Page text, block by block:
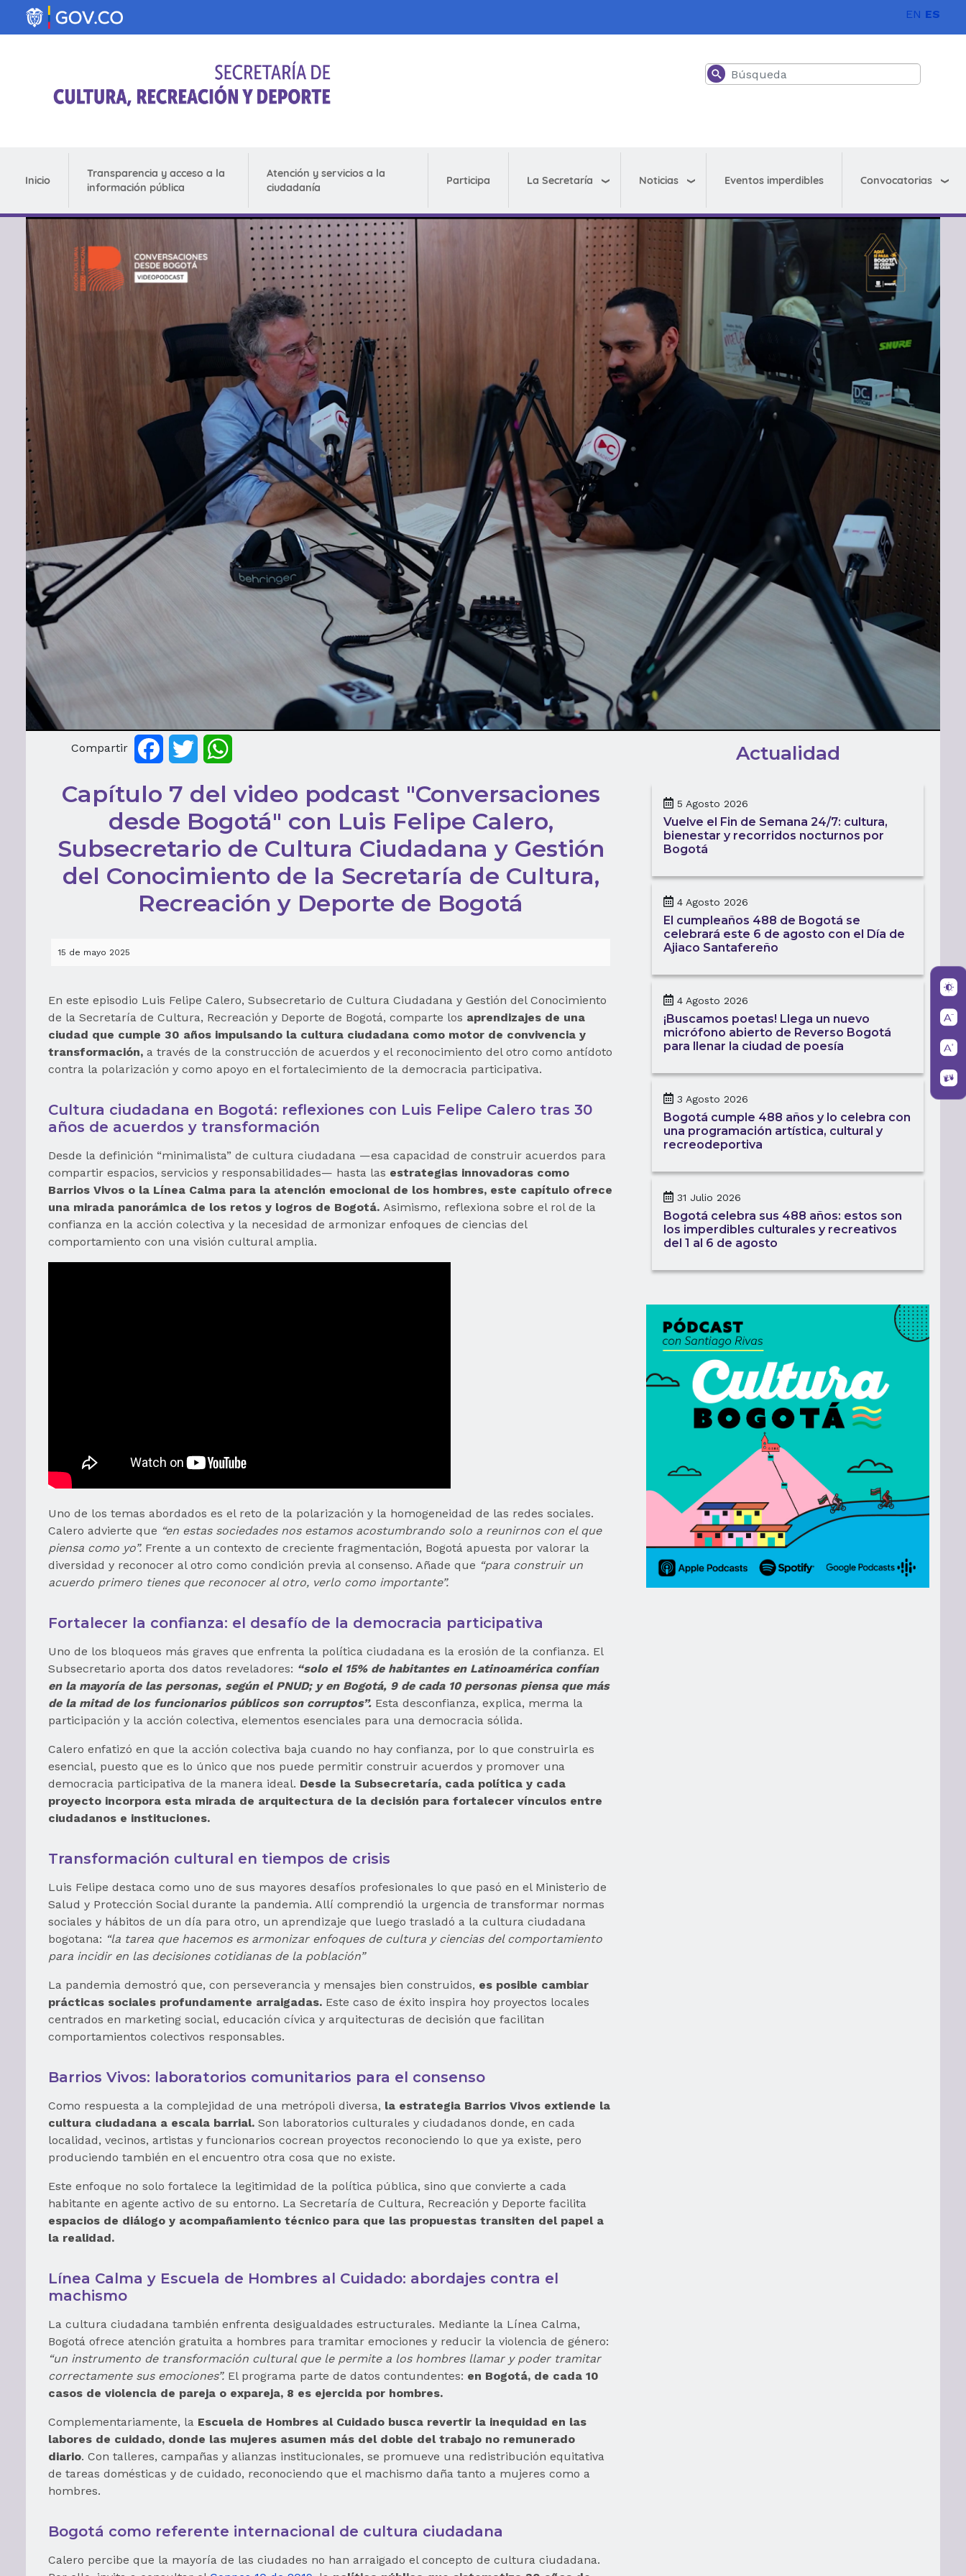
Pasar al contenido principal EN ES
Buscar
Inicio
Transparencia y acceso a la
información pública
Atención y servicios a la
ciudadanía
Participa La Secretaría Noticias Eventos imperdibles Convocatorias
Compartir FacebookTwitter
Capítulo 7 del video podcast "Conversaciones
desde Bogotá" con Luis Felipe Calero,
Subsecretario de Cultura Ciudadana y Gestión
del Conocimiento de la Secretaría de Cultura,
Recreación y Deporte de Bogotá
15 de mayo 2025
En este episodio Luis Felipe Calero, Subsecretario de Cultura Ciudadana y Gestión del Conocimiento
de la Secretaría de Cultura, Recreación y Deporte de Bogotá, comparte los aprendizajes de una
ciudad que cumple 30 años impulsando la cultura ciudadana como motor de convivencia y
transformación, a través de la construcción de acuerdos y el reconocimiento del otro como antídoto
contra la polarización y como apoyo en el fortalecimiento de la democracia participativa.
Cultura ciudadana en Bogotá: reflexiones con Luis Felipe Calero tras 30
años de acuerdos y transformación
Desde la definición “minimalista” de cultura ciudadana —esa capacidad de construir acuerdos para
compartir espacios, servicios y responsabilidades— hasta las estrategias innovadoras como
Barrios Vivos o la Línea Calma para la atención emocional de los hombres, este capítulo ofrece
una mirada panorámica de los retos y logros de Bogotá. Asimismo, reflexiona sobre el rol de la
confianza en la acción colectiva y la necesidad de armonizar enfoques de ciencias del
comportamiento con una visión cultural amplia.
Uno de los temas abordados es el reto de la polarización y la homogeneidad de las redes sociales.
Calero advierte que “en estas sociedades nos estamos acostumbrando solo a reunirnos con el que
piensa como yo”. Frente a un contexto de creciente fragmentación, Bogotá apuesta por valorar la
diversidad y reconocer al otro como condición previa al consenso. Añade que “para construir un
acuerdo primero tienes que reconocer al otro, verlo como importante”.
Fortalecer la confianza: el desafío de la democracia participativa
Uno de los bloqueos más graves que enfrenta la política ciudadana es la erosión de la confianza. El
Subsecretario aporta dos datos reveladores: “solo el 15% de habitantes en Latinoamérica confían
en la mayoría de las personas, según el PNUD; y en Bogotá, 9 de cada 10 personas piensa que más
de la mitad de los funcionarios públicos son corruptos”. Esta desconfianza, explica, merma la
participación y la acción colectiva, elementos esenciales para una democracia sólida.
Calero enfatizó en que la acción colectiva baja cuando no hay confianza, por lo que construirla es
esencial, puesto que es lo único que nos puede permitir construir acuerdos y promover una
democracia participativa de la manera ideal. Desde la Subsecretaría, cada política y cada
proyecto incorpora esta mirada de arquitectura de la decisión para fortalecer vínculos entre
ciudadanos e instituciones.
Transformación cultural en tiempos de crisis
Luis Felipe destaca como uno de sus mayores desafíos profesionales lo que pasó en el Ministerio de
Salud y Protección Social durante la pandemia. Allí comprendió la urgencia de transformar normas
sociales y hábitos de un día para otro, un aprendizaje que luego trasladó a la cultura ciudadana
bogotana: “la tarea que hacemos es armonizar enfoques de cultura y ciencias del comportamiento
para incidir en las decisiones cotidianas de la población”
La pandemia demostró que, con perseverancia y mensajes bien construidos, es posible cambiar
prácticas sociales profundamente arraigadas. Este caso de éxito inspira hoy proyectos locales
centrados en marketing social, educación cívica y arquitecturas de decisión que facilitan
comportamientos colectivos responsables.
Barrios Vivos: laboratorios comunitarios para el consenso
Como respuesta a la complejidad de una metrópoli diversa, la estrategia Barrios Vivos extiende la
cultura ciudadana a escala barrial. Son laboratorios culturales y ciudadanos donde, en cada
localidad, vecinos, artistas y funcionarios cocrean proyectos reconociendo lo que ya existe, pero
produciendo también en el encuentro otra cosa que no existe.
Este enfoque no solo fortalece la legitimidad de la política pública, sino que convierte a cada
habitante en agente activo de su entorno. La Secretaría de Cultura, Recreación y Deporte facilita
espacios de diálogo y acompañamiento técnico para que las propuestas transiten del papel a
la realidad.
Línea Calma y Escuela de Hombres al Cuidado: abordajes contra el
machismo
La cultura ciudadana también enfrenta desigualdades estructurales. Mediante la Línea Calma,
Bogotá ofrece atención gratuita a hombres para tramitar emociones y reducir la violencia de género:
“un instrumento de transformación cultural que le permite a los hombres llamar y poder tramitar
correctamente sus emociones”. El programa parte de datos contundentes: en Bogotá, de cada 10
casos de violencia de pareja o expareja, 8 es ejercida por hombres.
Complementariamente, la Escuela de Hombres al Cuidado busca revertir la inequidad en las
labores de cuidado, donde las mujeres asumen más del doble del trabajo no remunerado
diario. Con talleres, campañas y alianzas institucionales, se promueve una redistribución equitativa
de tareas domésticas y de cuidado, reconociendo que el machismo daña tanto a mujeres como a
hombres.
Bogotá como referente internacional de cultura ciudadana
Calero percibe que la mayoría de las ciudades no han arraigado el concepto de cultura ciudadana.
Actualidad
5 Agosto 2026
Vuelve el Fin de Semana 24/7: cultura,
bienestar y recorridos nocturnos por
Bogotá
4 Agosto 2026
El cumpleaños 488 de Bogotá se
celebrará este 6 de agosto con el Día de
Ajiaco Santafereño
4 Agosto 2026
¡Buscamos poetas! Llega un nuevo
micrófono abierto de Reverso Bogotá
para llenar la ciudad de poesía
3 Agosto 2026
Bogotá cumple 488 años y lo celebra con
una programación artística, cultural y
recreodeportiva
31 Julio 2026
Bogotá celebra sus 488 años: estos son
los imperdibles culturales y recreativos
del 1 al 6 de agosto